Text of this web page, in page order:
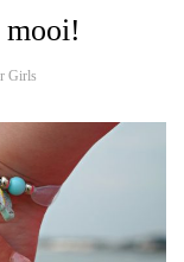
mooi!
Girls